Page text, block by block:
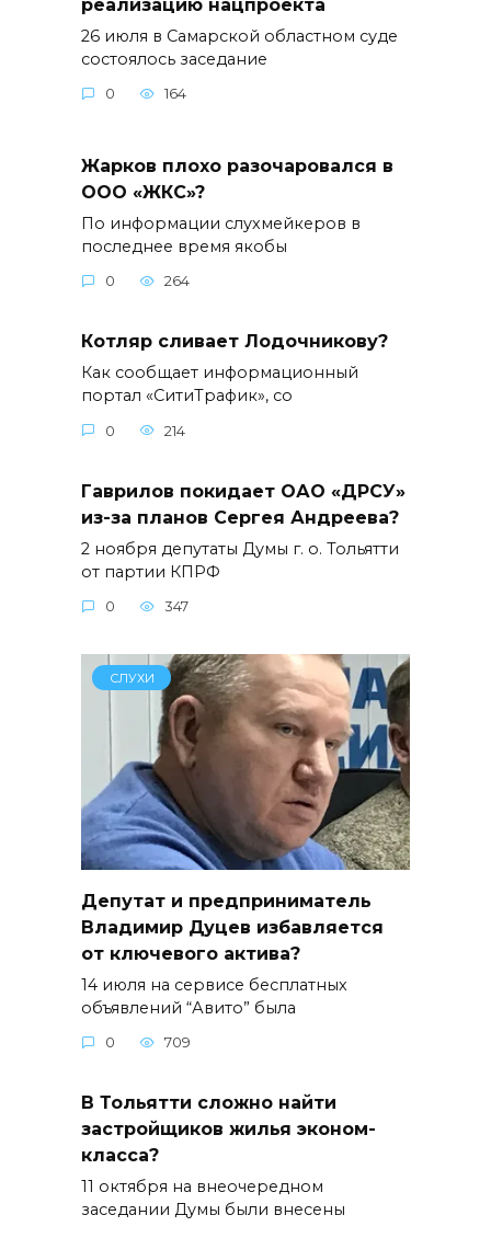
реализацию нацпроекта
26 июля в Самарской областном суде
состоялось заседание
0 164
Жарков плохо разочаровался в
ООО «ЖКС»?
По информации слухмейкеров в
последнее время якобы
0 264
Котляр сливает Лодочникову?
Как сообщает информационный
портал «СитиТрафик», со
0 214
Гаврилов покидает ОАО «ДРСУ»
из-за планов Сергея Андреева?
2 ноября депутаты Думы г. о. Тольятти
от партии КПРФ
0 347
СЛУХИ
Депутат и предприниматель
Владимир Дуцев избавляется
от ключевого актива?
14 июля на сервисе бесплатных
объявлений “Авито” была
0 709
В Тольятти сложно найти
застройщиков жилья эконом-
класса?
11 октября на внеочередном
заседании Думы были внесены